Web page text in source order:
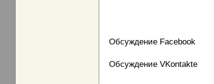
Обсуждение Facebook
Обсуждение VKontakte